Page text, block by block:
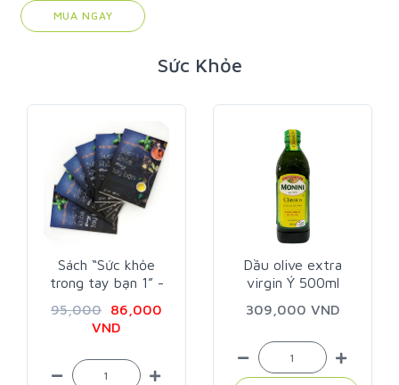
MUA NGAY
Sức Khỏe
Sách “Sức khỏe
trong tay bạn 1” -
95,000
86,000
VND
Dầu olive extra
virgin Ý 500ml
309,000 VND